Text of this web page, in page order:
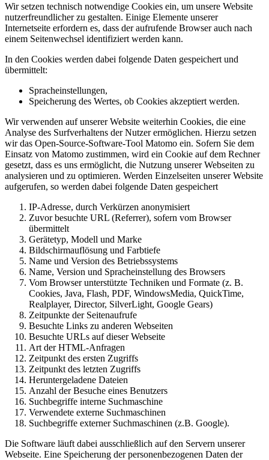
Wir setzen technisch notwendige Cookies ein, um unsere Website
nutzerfreundlicher zu gestalten. Einige Elemente unserer
Internetseite erfordern es, dass der aufrufende Browser auch nach
einem Seitenwechsel identifiziert werden kann.
In den Cookies werden dabei folgende Daten gespeichert und
übermittelt:
Spracheinstellungen,
Speicherung des Wertes, ob Cookies akzeptiert werden.
Wir verwenden auf unserer Website weiterhin Cookies, die eine
Analyse des Surfverhaltens der Nutzer ermöglichen. Hierzu setzen
wir das Open-Source-Software-Tool Matomo ein. Sofern Sie dem
Einsatz von Matomo zustimmen, wird ein Cookie auf dem Rechner
gesetzt, dass es uns ermöglicht, die Nutzung unserer Webseiten zu
analysieren und zu optimieren. Werden Einzelseiten unserer Website
aufgerufen, so werden dabei folgende Daten gespeichert
IP-Adresse, durch Verkürzen anonymisiert
Zuvor besuchte URL (Referrer), sofern vom Browser
übermittelt
Gerätetyp, Modell und Marke
Bildschirmauflösung und Farbtiefe
Name und Version des Betriebssystems
Name, Version und Spracheinstellung des Browsers
Vom Browser unterstützte Techniken und Formate (z. B.
Cookies, Java, Flash, PDF, WindowsMedia, QuickTime,
Realplayer, Director, SilverLight, Google Gears)
Zeitpunkte der Seitenaufrufe
Besuchte Links zu anderen Webseiten
Besuchte URLs auf dieser Webseite
Art der HTML-Anfragen
Zeitpunkt des ersten Zugriffs
Zeitpunkt des letzten Zugriffs
Heruntergeladene Dateien
Anzahl der Besuche eines Benutzers
Suchbegriffe interne Suchmaschine
Verwendete externe Suchmaschinen
Suchbegriffe externer Suchmaschinen (z.B. Google).
Die Software läuft dabei ausschließlich auf den Servern unserer
Webseite. Eine Speicherung der personenbezogenen Daten der